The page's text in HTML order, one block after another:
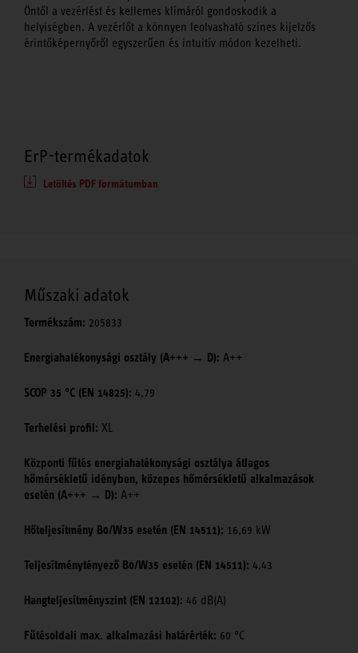
Öntől a vezérlést és kellemes klímáról gondoskodik a
helyiségben. A vezérlőt a könnyen leolvasható színes kijelzős
érintőképernyőről egyszerűen és intuitív módon kezelheti.
ErP-termékadatok
Letöltés PDF formátumban
Műszaki adatok
Termékszám: 205833
Energiahatékonysági osztály (A+++ → D): A++
SCOP 35 °C (EN 14825): 4,79
Terhelési profil: XL
Központi fűtés energiahatékonysági osztálya átlagos
hőmérsékletű idényben, közepes hőmérsékletű alkalmazások
esetén (A+++ → D): A++
Hőteljesítmény B0/W35 esetén (EN 14511): 16,69 kW
Teljesítménytényező B0/W35 esetén (EN 14511): 4,43
Hangteljesítményszint (EN 12102): 46 dB(A)
Fűtésoldali max. alkalmazási határérték: 60 °C